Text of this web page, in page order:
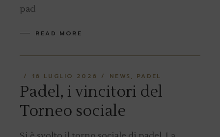
pad
READ MORE
16 LUGLIO 2026 NEWS PADEL
Padel, i vincitori del
Torneo sociale